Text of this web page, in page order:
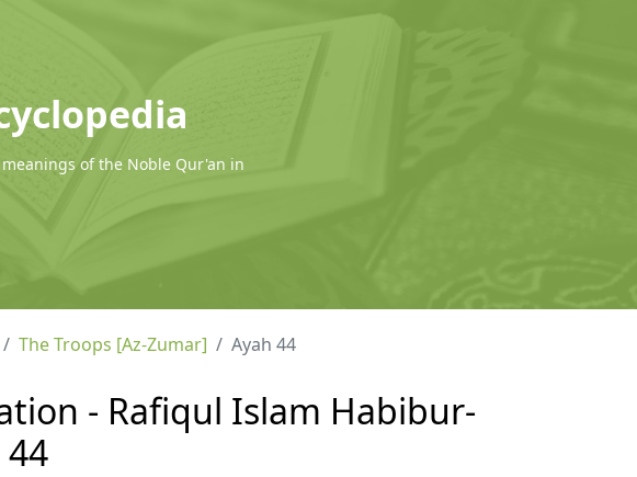
of the Noble Qur'an in
The Troops [Az-Zumar] Ayah 44
- Rafiqul Islam Habibur-